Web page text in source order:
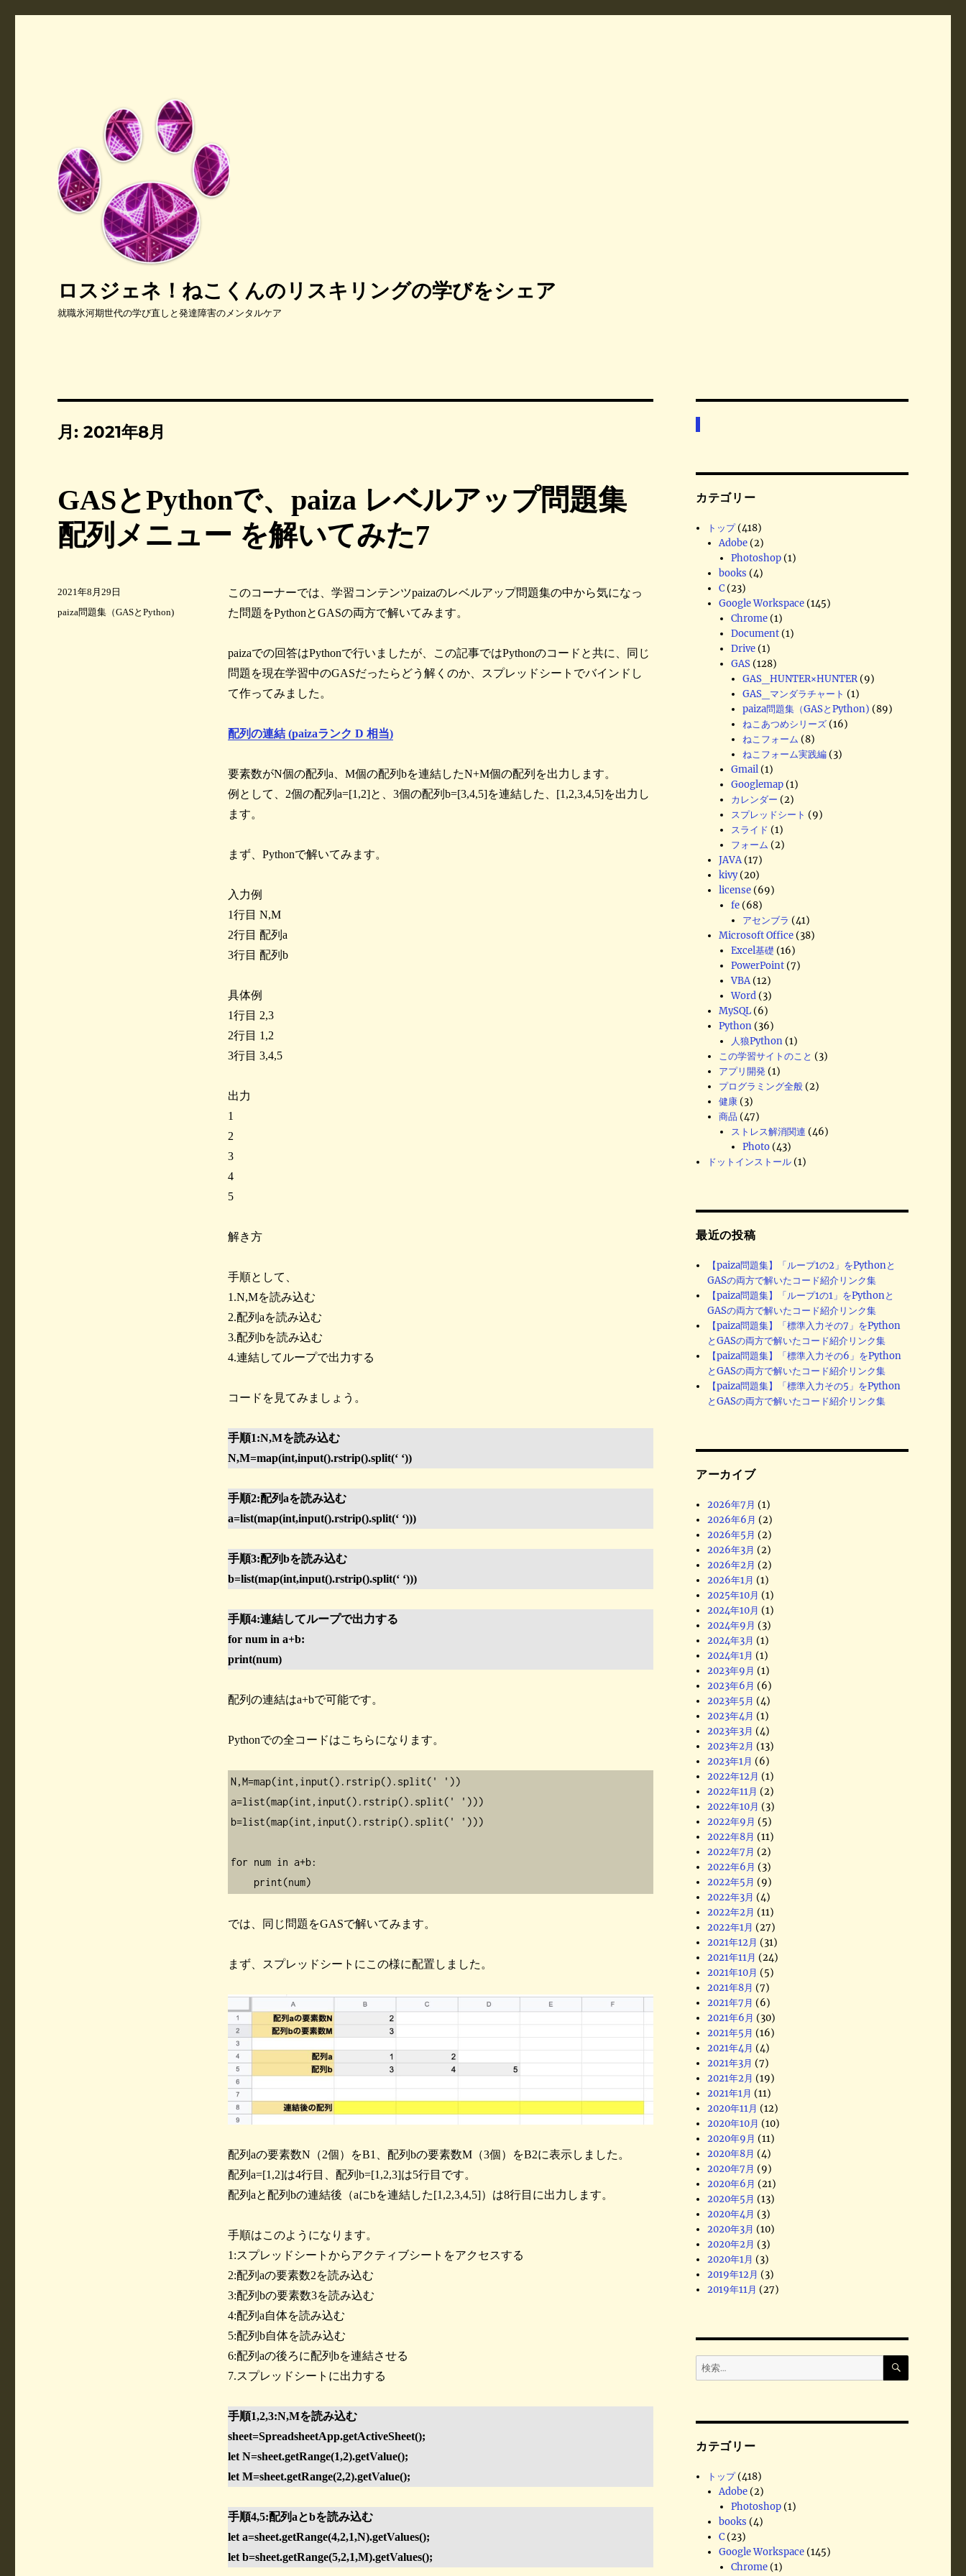
ロスジェネ！ねこくんのリスキリングの学びをシェア
就職氷河期世代の学び直しと発達障害のメンタルケア
月:2021年8月
GASとPythonで、paiza レベルアップ問題集
配列メニュー を解いてみた7
このコーナーでは、学習コンテンツpaizaのレベルアップ問題集の中から気になっ
た問題をPythonとGASの両方で解いてみます。
paizaでの回答はPythonで行いましたが、この記事ではPythonのコードと共に、同じ
問題を現在学習中のGASだったらどう解くのか、スプレッドシートでバインドし
て作ってみました。
配列の連結 (paizaランク D 相当)
要素数がN個の配列a、M個の配列bを連結したN+M個の配列を出力します。
例として、2個の配列a=[1,2]と、3個の配列b=[3,4,5]を連結した、[1,2,3,4,5]を出力し
ます。
まず、Pythonで解いてみます。
入力例
1行目 N,M
2行目 配列a
3行目 配列b
具体例
1行目 2,3
2行目 1,2
3行目 3,4,5
出力
1
2
3
4
5
解き方
手順として、
1.N,Mを読み込む
2.配列aを読み込む
3.配列bを読み込む
4.連結してループで出力する
コードを見てみましょう。
手順1:N,Mを読み込む
N,M=map(int,input().rstrip().split(‘ ‘))
手順2:配列aを読み込む
a=list(map(int,input().rstrip().split(‘ ‘)))
手順3:配列bを読み込む
b=list(map(int,input().rstrip().split(‘ ‘)))
手順4:連結してループで出力する
for num in a+b:
print(num)
配列の連結はa+bで可能です。
Pythonでの全コードはこちらになります。
N,M=map(int,input().rstrip().split(' '))
a=list(map(int,input().rstrip().split(' ')))
b=list(map(int,input().rstrip().split(' ')))
for num in a+b:
    print(num)
では、同じ問題をGASで解いてみます。
まず、スプレッドシートにこの様に配置しました。
配列aの要素数N（2個）をB1、配列bの要素数M（3個）をB2に表示しました。
配列a=[1,2]は4行目、配列b=[1,2,3]は5行目です。
配列aと配列bの連結後（aにbを連結した[1,2,3,4,5]）は8行目に出力します。
手順はこのようになります。
1:スプレッドシートからアクティブシートをアクセスする
2:配列aの要素数2を読み込む
3:配列bの要素数3を読み込む
4:配列a自体を読み込む
5:配列b自体を読み込む
6:配列aの後ろに配列bを連結させる
7.スプレッドシートに出力する
手順1,2,3:N,Mを読み込む
sheet=SpreadsheetApp.getActiveSheet();
let N=sheet.getRange(1,2).getValue();
let M=sheet.getRange(2,2).getValue();
手順4,5:配列aとbを読み込む
let a=sheet.getRange(4,2,1,N).getValues();
let b=sheet.getRange(5,2,1,M).getValues();
投
2021年8月29日
カ
paiza問題集（GASとPython)
カテゴリー
トップ(418)
Adobe(2)
Photoshop(1)
books (4)
C(23)
Google Workspace(145)
Chrome(1)
Document(1)
Drive(1)
GAS(128)
GAS_HUNTER×HUNTER(9)
GAS_マンダラチャート (1)
paiza問題集（GASとPython) (89)
ねこあつめシリーズ(16)
ねこフォーム (8)
ねこフォーム実践編(3)
Gmail(1)
Googlemap(1)
カレンダー (2)
スプレッドシート (9)
スライド (1)
フォーム (2)
JAVA(17)
kivy(20)
license(69)
fe(68)
アセンブラ (41)
Microsoft Office(38)
Excel基礎 (16)
PowerPoint(7)
VBA(12)
Word(3)
MySQL(6)
Python(36)
人狼Python(1)
この学習サイトのこと (3)
アプリ開発(1)
プログラミング全般(2)
健康(3)
商品 (47)
ストレス解消関連 (46)
Photo(43)
ドットインストール(1)
最近の投稿
【paiza問題集】「ループ1の2」をPythonと
GASの両方で解いたコード紹介リンク集
【paiza問題集】「ループ1の1」をPythonと
GASの両方で解いたコード紹介リンク集
【paiza問題集】「標準入力その7」をPython
とGASの両方で解いたコード紹介リンク集
【paiza問題集】「標準入力その6」をPython
とGASの両方で解いたコード紹介リンク集
【paiza問題集】「標準入力その5」をPython
とGASの両方で解いたコード紹介リンク集
アーカイブ
2026年7月 (1)
2026年6月 (2)
2026年5月 (2)
2026年3月 (2)
2026年2月 (2)
2026年1月 (1)
2025年10月 (1)
2024年10月 (1)
2024年9月 (3)
2024年3月 (1)
2024年1月 (1)
2023年9月 (1)
2023年6月 (6)
2023年5月 (4)
2023年4月 (1)
2023年3月 (4)
2023年2月 (13)
2023年1月 (6)
2022年12月 (1)
2022年11月 (2)
2022年10月 (3)
2022年9月 (5)
2022年8月 (11)
2022年7月 (2)
2022年6月 (3)
2022年5月 (9)
2022年3月 (4)
2022年2月 (11)
2022年1月 (27)
2021年12月 (31)
2021年11月 (24)
2021年10月 (5)
2021年8月 (7)
2021年7月 (6)
2021年6月 (30)
2021年5月 (16)
2021年4月 (4)
2021年3月 (7)
2021年2月 (19)
2021年1月 (11)
2020年11月 (12)
2020年10月 (10)
2020年9月 (11)
2020年8月 (4)
2020年7月 (9)
2020年6月 (21)
2020年5月 (13)
2020年4月 (3)
2020年3月 (10)
2020年2月 (3)
2020年1月 (3)
2019年12月 (3)
2019年11月 (27)
検
索
検
カテゴリー
トップ(418)
Adobe(2)
Photoshop(1)
books (4)
C(23)
Google Workspace(145)
Chrome(1)